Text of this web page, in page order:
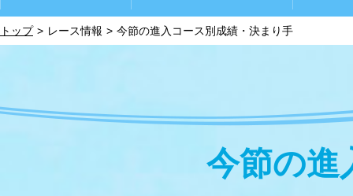
レース結果
ボートデータ
イベント情報
外向発売所 ドリームピッ
マンスリーレースガイド
トップ レース情報 今節の進入コース別成績・決まり手
今節の進